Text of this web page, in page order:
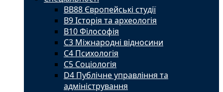
BВ88 Європейські студії
B9 Історія та археологія
B10 Філософія
C3 Міжнародні відносини
C4 Психологія
С5 Соціологія
D4 Публічне управління та
адміністрування